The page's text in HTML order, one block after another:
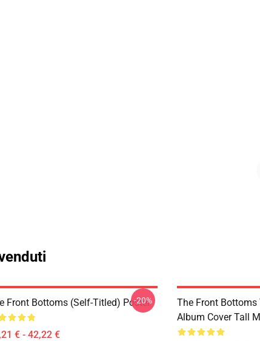
Front Bottoms (Self-Titled) Poster
€ - 42,22 €
-20%
The Front Bottoms
Album Cover Tall